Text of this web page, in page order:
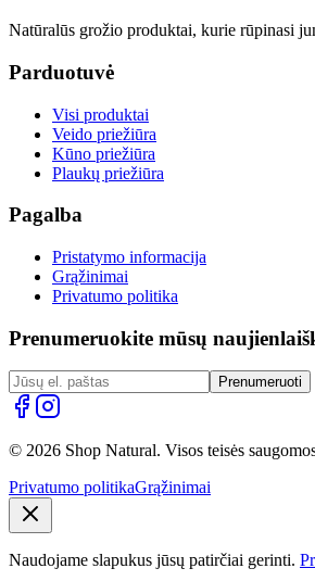
Natūralūs grožio produktai, kurie rūpinasi
Parduotuvė
Visi produktai
Veido priežiūra
Kūno priežiūra
Plaukų priežiūra
Pagalba
Pristatymo informacija
Grąžinimai
Privatumo politika
Prenumeruokite mūsų
Prenumeruoti
© 2026 Shop Natural. Visos teisės
Privatumo politikaGrąžinimai
Naudojame slapukus jūsų patirčiai gerinti.